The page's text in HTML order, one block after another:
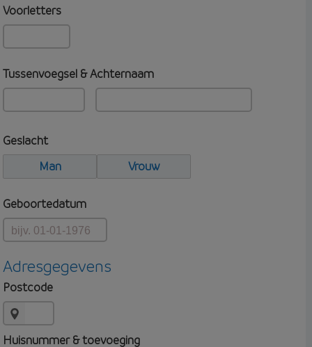
Voorletters
Tussenvoegsel & Achternaam
Geslacht
Man
Vrouw
Geboortedatum
Adresgegevens
Postcode
Huisnummer & toevoeging